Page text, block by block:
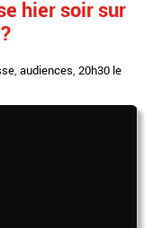
hier soir sur
,audiences,20h30 le